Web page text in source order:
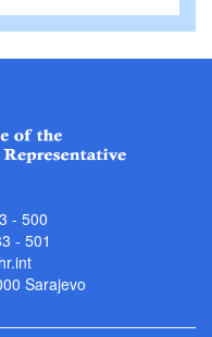
- 500
- 501
Sarajevo